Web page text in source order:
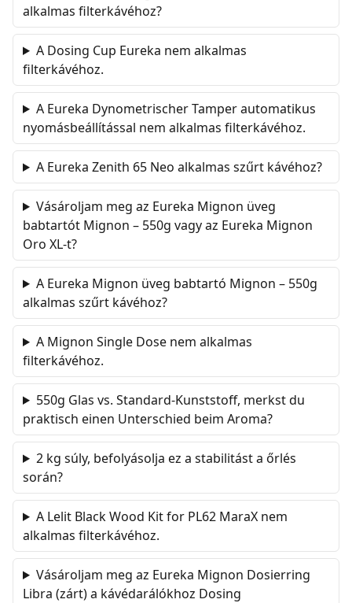
alkalmas filterkávéhoz?
A Dosing Cup Eureka nem alkalmas
filterkávéhoz.
A Eureka Dynometrischer Tamper automatikus
nyomásbeállítással nem alkalmas filterkávéhoz.
A Eureka Zenith 65 Neo alkalmas szűrt kávéhoz?
Vásároljam meg az Eureka Mignon üveg
babtartót Mignon – 550g vagy az Eureka Mignon
Oro XL-t?
A Eureka Mignon üveg babtartó Mignon – 550g
alkalmas szűrt kávéhoz?
A Mignon Single Dose nem alkalmas
filterkávéhoz.
550g Glas vs. Standard-Kunststoff, merkst du
praktisch einen Unterschied beim Aroma?
2 kg súly, befolyásolja ez a stabilitást a őrlés
során?
A Lelit Black Wood Kit for PL62 MaraX nem
alkalmas filterkávéhoz.
Vásároljam meg az Eureka Mignon Dosierring
Libra (zárt) a kávédarálókhoz Dosing